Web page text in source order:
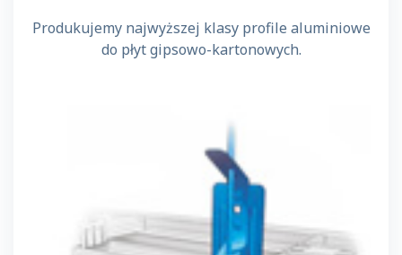
Produkujemy najwyższej klasy profile aluminiowe
do płyt gipsowo-kartonowych.